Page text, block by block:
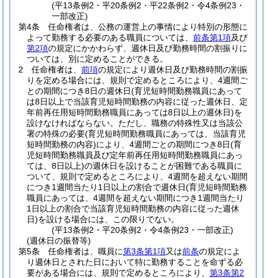
(平13条例2・平20条例2・平22条例2・令4条例23・
一部改正)
第4条
任命権者は、公務の運営上の事情により特別の形態に
よって勤務する必要のある職員については、 前条第1項及び
第2項の規定にかかわらず、週休日及び勤務時間の割振りに
ついては、別に定めることができる。
2
任命権者は、 前項の規定により週休日及び勤務時間の割振
りを定める場合には、規則で定めるところにより、4週間ご
との期間につき8日の週休日(育児短時間勤務職員にあって
は8日以上で当該育児短時間勤務の内容に従った週休日、定
年前再任用短時間勤務職員にあっては8日以上の週休日)を
設けなければならない。 ただし、職務の特殊性又は当該公
署の特殊の必要(育児短時間勤務職員にあっては、当該育児
短時間勤務の内容)により、4週間ごとの期間につき8日(育
児短時間勤務職員及び定年前再任用短時間勤務職員にあっ
ては、8日以上)の週休日を設けることが困難である職員に
ついて、規則で定めるところにより、4週間を超えない期間
につき1週間当たり1日以上の割合で週休日(育児短時間勤務
職員にあっては、4週間を超えない期間につき1週間当たり
1日以上の割合で当該育児短時間勤務の内容に従った週休
日)を設ける場合には、この限りでない。
(平13条例2・平20条例2・令4条例23・一部改正)
(週休日の振替等)
第5条
任命権者は、職員に第3条第1項又は前条の規定によ
り週休日とされた日において特に勤務することを命ずる必
要がある場合には、規則で定めるところにより、 第3条第2